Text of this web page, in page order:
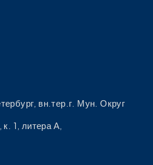
вн.тер.г. Мун. Округ
1, литера А,